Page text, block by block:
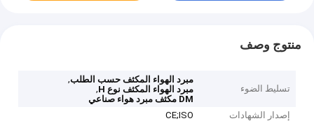
منتوج وصف
تسليط الضوء
مبرد الهواء المكثف حسب الطلب,
مبرد الهواء المكثف نوع H
,
DM مكثف مبرد هواء صناعي
إصدار الشهادات
CE;ISO